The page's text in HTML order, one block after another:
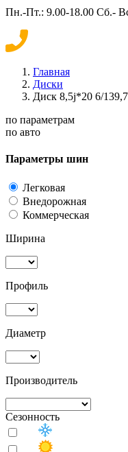
Пн.-Пт.: 9.00-18.00 Сб.-
Главная
Диски
Диск 8,5j*20 6/
по параметрам
по авто
Параметры шин
Легковая
Внедорожная
Коммерческая
Ширина
Профиль
Диаметр
Производитель
Сезонность